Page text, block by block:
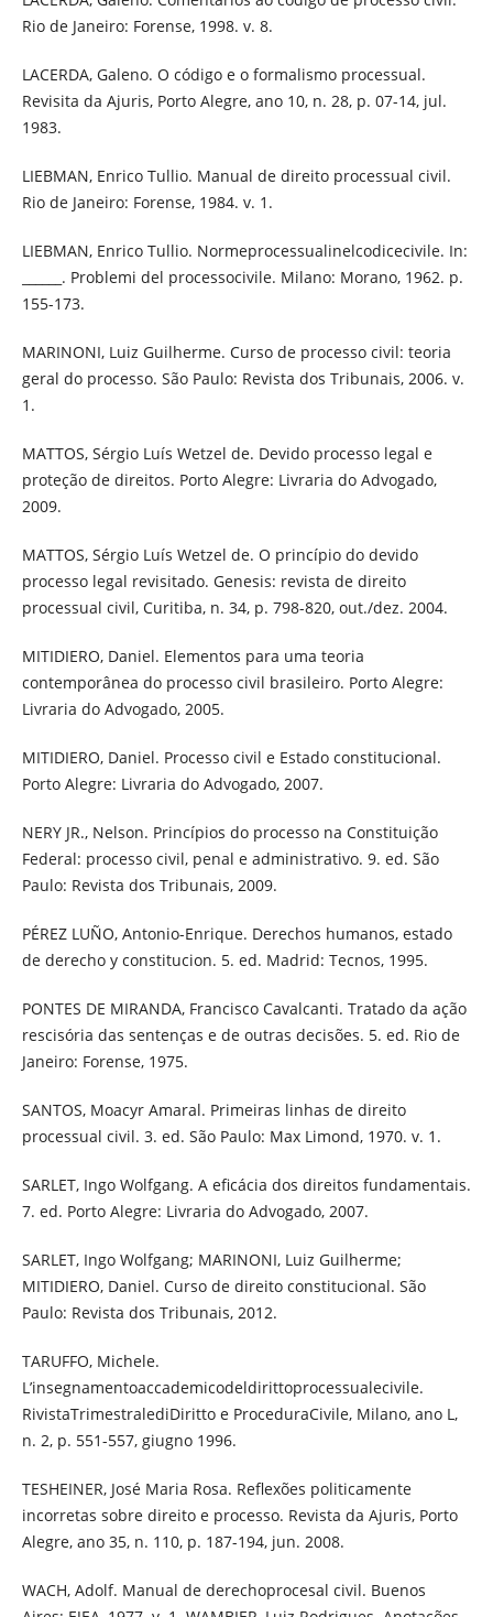
Rio de Janeiro: Forense, 1998. v. 8.
LACERDA, Galeno. O código e o formalismo processual.
Revisita da Ajuris, Porto Alegre, ano 10, n. 28, p. 07-14, jul.
1983.
LIEBMAN, Enrico Tullio. Manual de direito processual civil.
Rio de Janeiro: Forense, 1984. v. 1.
LIEBMAN, Enrico Tullio. Normeprocessualinelcodicecivile. In:
______. Problemi del processocivile. Milano: Morano, 1962. p.
155-173.
MARINONI, Luiz Guilherme. Curso de processo civil: teoria
geral do processo. São Paulo: Revista dos Tribunais, 2006. v.
1.
MATTOS, Sérgio Luís Wetzel de. Devido processo legal e
proteção de direitos. Porto Alegre: Livraria do Advogado,
2009.
MATTOS, Sérgio Luís Wetzel de. O princípio do devido
processo legal revisitado. Genesis: revista de direito
processual civil, Curitiba, n. 34, p. 798-820, out./dez. 2004.
MITIDIERO, Daniel. Elementos para uma teoria
contemporânea do processo civil brasileiro. Porto Alegre:
Livraria do Advogado, 2005.
MITIDIERO, Daniel. Processo civil e Estado constitucional.
Porto Alegre: Livraria do Advogado, 2007.
NERY JR., Nelson. Princípios do processo na Constituição
Federal: processo civil, penal e administrativo. 9. ed. São
Paulo: Revista dos Tribunais, 2009.
PÉREZ LUÑO, Antonio-Enrique. Derechos humanos, estado
de derecho y constitucion. 5. ed. Madrid: Tecnos, 1995.
PONTES DE MIRANDA, Francisco Cavalcanti. Tratado da ação
rescisória das sentenças e de outras decisões. 5. ed. Rio de
Janeiro: Forense, 1975.
SANTOS, Moacyr Amaral. Primeiras linhas de direito
processual civil. 3. ed. São Paulo: Max Limond, 1970. v. 1.
SARLET, Ingo Wolfgang. A eficácia dos direitos fundamentais.
7. ed. Porto Alegre: Livraria do Advogado, 2007.
SARLET, Ingo Wolfgang; MARINONI, Luiz Guilherme;
MITIDIERO, Daniel. Curso de direito constitucional. São
Paulo: Revista dos Tribunais, 2012.
TARUFFO, Michele.
L’insegnamentoaccademicodeldirittoprocessualecivile.
RivistaTrimestralediDiritto e ProceduraCivile, Milano, ano L,
n. 2, p. 551-557, giugno 1996.
TESHEINER, José Maria Rosa. Reflexões politicamente
incorretas sobre direito e processo. Revista da Ajuris, Porto
Alegre, ano 35, n. 110, p. 187-194, jun. 2008.
WACH, Adolf. Manual de derechoprocesal civil. Buenos